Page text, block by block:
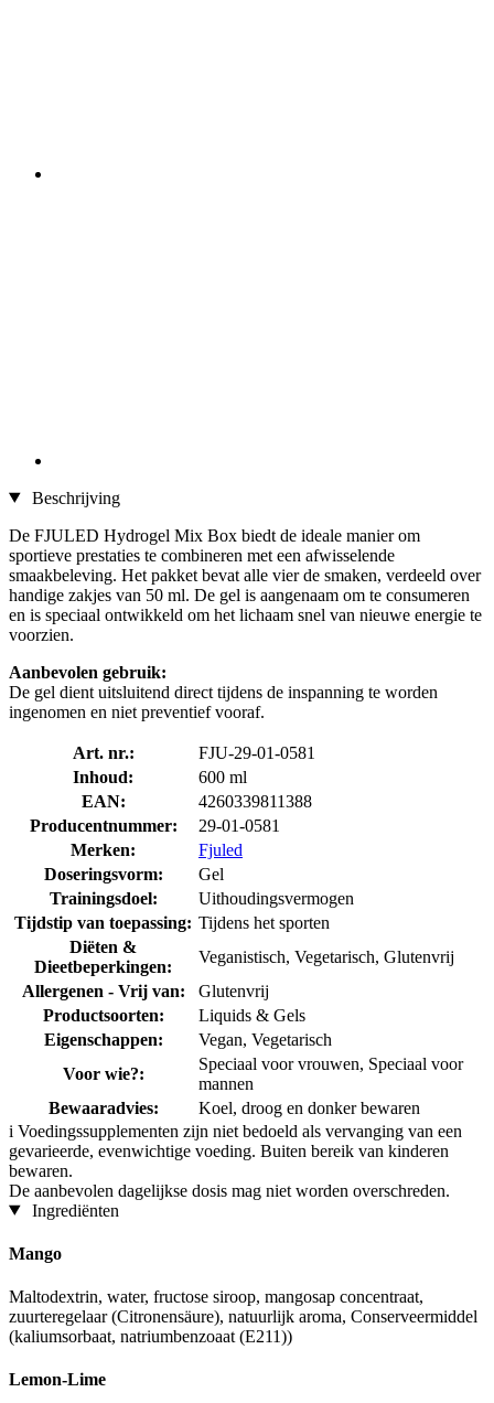
Beschrijving
De FJULED Hydrogel Mix Box biedt de ideale manier om
sportieve prestaties te combineren met een afwisselende
smaakbeleving. Het pakket bevat alle vier de smaken, verdeeld over
handige zakjes van 50 ml. De gel is aangenaam om te consumeren
en is speciaal ontwikkeld om het lichaam snel van nieuwe energie te
voorzien.
Aanbevolen gebruik:
De gel dient uitsluitend direct tijdens de inspanning te worden
ingenomen en niet preventief vooraf.
Art. nr.:
FJU-29-01-0581
Inhoud:
600 ml
EAN:
4260339811388
Producentnummer:
29-01-0581
Merken:
Fjuled
Doseringsvorm:
Gel
Trainingsdoel:
Uithoudingsvermogen
Tijdstip van toepassing: Tijdens het sporten
Diëten &
Dieetbeperkingen:
Veganistisch, Vegetarisch, Glutenvrij
Allergenen - Vrij van:
Glutenvrij
Productsoorten:
Liquids & Gels
Eigenschappen:
Vegan, Vegetarisch
Voor wie?:
Speciaal voor vrouwen, Speciaal voor
mannen
Bewaaradvies:
Koel, droog en donker bewaren
i Voedingssupplementen zijn niet bedoeld als vervanging van een
gevarieerde, evenwichtige voeding. Buiten bereik van kinderen
bewaren.
De aanbevolen dagelijkse dosis mag niet worden overschreden.
Ingrediënten
Mango
Maltodextrin, water, fructose siroop, mangosap concentraat,
zuurteregelaar (Citronensäure), natuurlijk aroma, Conserveermiddel
(kaliumsorbaat, natriumbenzoaat (E211))
Lemon-Lime